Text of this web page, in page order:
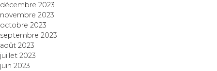
décembre 2023
novembre 2023
octobre 2023
septembre 2023
août 2023
juillet 2023
juin 2023